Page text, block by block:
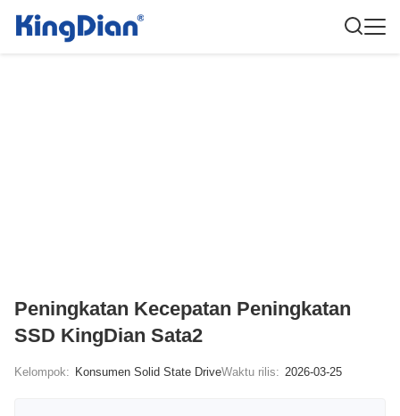
Peningkatan Kecepatan Peningkatan
SSD KingDian Sata2
Kelompok: Konsumen Solid State DriveWaktu rilis: 2026-03-25